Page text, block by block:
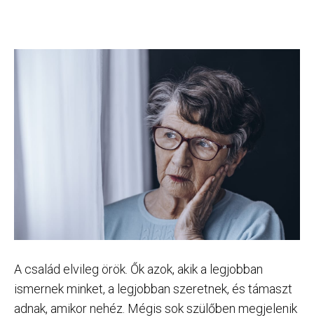
A család elvileg örök. Ők azok, akik a legjobban
ismernek minket, a legjobban szeretnek, és támaszt
adnak, amikor nehéz. Mégis sok szülőben megjelenik